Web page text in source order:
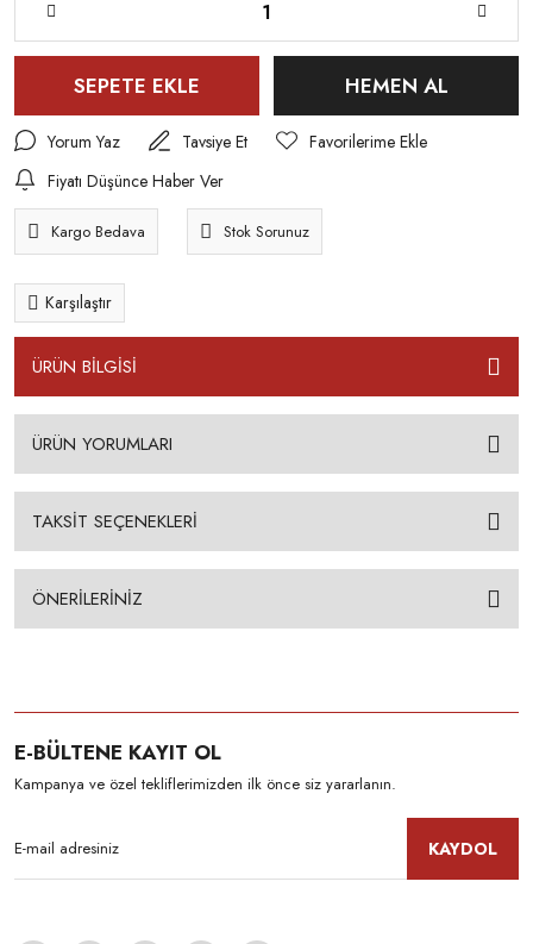
SEPETE EKLE HEMEN AL
Yorum Yaz
Tavsiye Et
Fiyatı Düşünce Haber Ver
Kargo Bedava Stok Sorunuz
Karşılaştır
ÜRÜN BİLGİSİ
ÜRÜN YORUMLARI
TAKSİT SEÇENEKLERİ
ÖNERİLERİNİZ
E-BÜLTENE KAYIT OL
Kampanya ve özel tekliflerimizden ilk önce siz yararlanın.
KAYDOL